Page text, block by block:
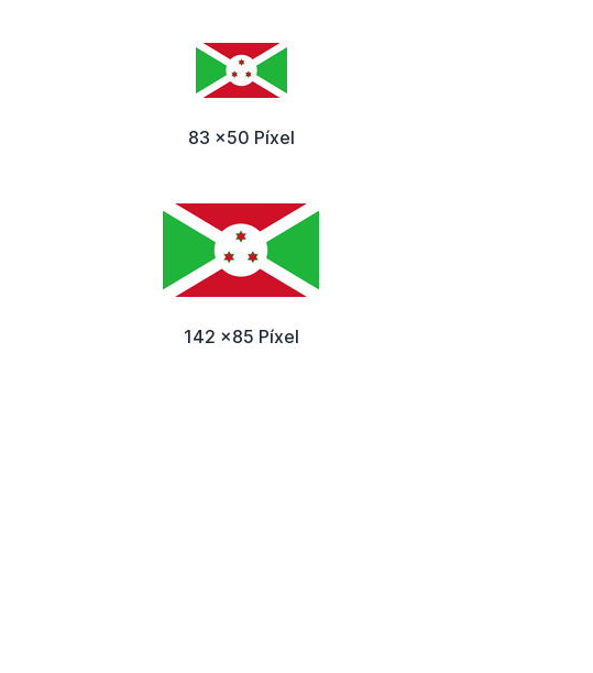
83 x50 Píxel
142 x85 Píxel